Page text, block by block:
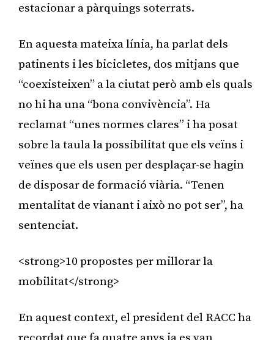
estacionar a pàrquings soterrats.
En aquesta mateixa línia, ha parlat dels
patinents i les bicicletes, dos mitjans que
“coexisteixen” a la ciutat però amb els quals
no hi ha una “bona convivència”. Ha
reclamat “unes normes clares” i ha posat
sobre la taula la possibilitat que els veïns i
veïnes que els usen per desplaçar-se hagin
de disposar de formació viària. “Tenen
mentalitat de vianant i això no pot ser”, ha
sentenciat.
<strong>10 propostes per millorar la
mobilitat</strong>
En aquest context, el president del RACC ha